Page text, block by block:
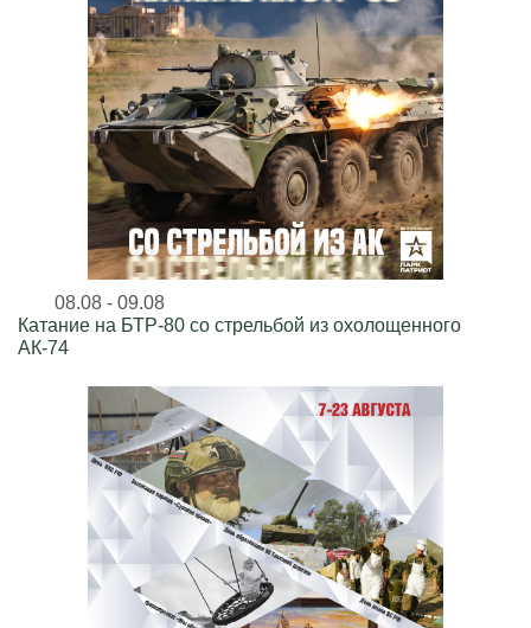
08.08 - 09.08
Катание на БТР-80 со стрельбой из охолощенного
АК-74